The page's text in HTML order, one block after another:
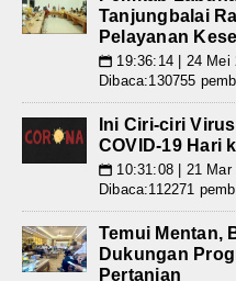
Tanjungbalai
Pelayanan
📅 19:36:14 | 24 Mei
Dibaca:130755
Ini Ciri-ciri
COVID-19 Hari
📅 10:31:08 | 21 Mar
Dibaca:112271
Temui Mentan,
Dukungan
Pertanian